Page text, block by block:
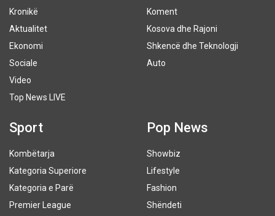
Kronikë
Aktualitet
Ekonomi
Sociale
Video
Top News LIVE
Koment
Kosova dhe Rajoni
Shkencë dhe Teknologji
Auto
Sport
Kombëtarja
Kategoria Superiore
Kategoria e Parë
Premier League
Pop News
Showbiz
Lifestyle
Fashion
Shëndeti